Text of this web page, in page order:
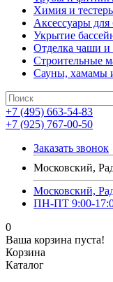
Химия и
Аксессуары для
Укрытие
Отделка чаши и
Строительные
Сауны, хамамы
+7 (495) 663-54-83
+7 (925) 767-00-50
Заказать звонок
Московский,
Московский,
ПН-ПТ 9:00-
0
Ваша корзина пуста!
Корзина
Каталог